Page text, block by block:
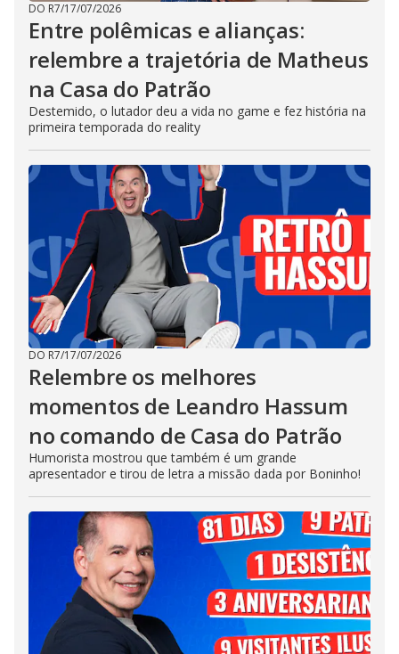
DO R7/17/07/2026
Entre polêmicas e alianças:
relembre a trajetória de Matheus
na Casa do Patrão
Destemido, o lutador deu a vida no game e fez história na
primeira temporada do reality
DO R7/17/07/2026
Relembre os melhores
momentos de Leandro Hassum
no comando de Casa do Patrão
Humorista mostrou que também é um grande
apresentador e tirou de letra a missão dada por Boninho!